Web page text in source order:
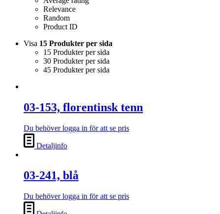
Relevance
Random
Product ID
Visa 15 Produkter per sida
15 Produkter per sida
30 Produkter per sida
45 Produkter per sida
03-153, florentinsk tenn
Du behöver logga in för att se pris
Detaljinfo
03-241, blå
Du behöver logga in för att se pris